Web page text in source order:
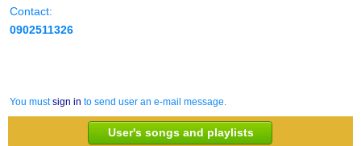
Contact:
0902511326
You mustsign in to send user an e-mail message.
User's songs and playlists